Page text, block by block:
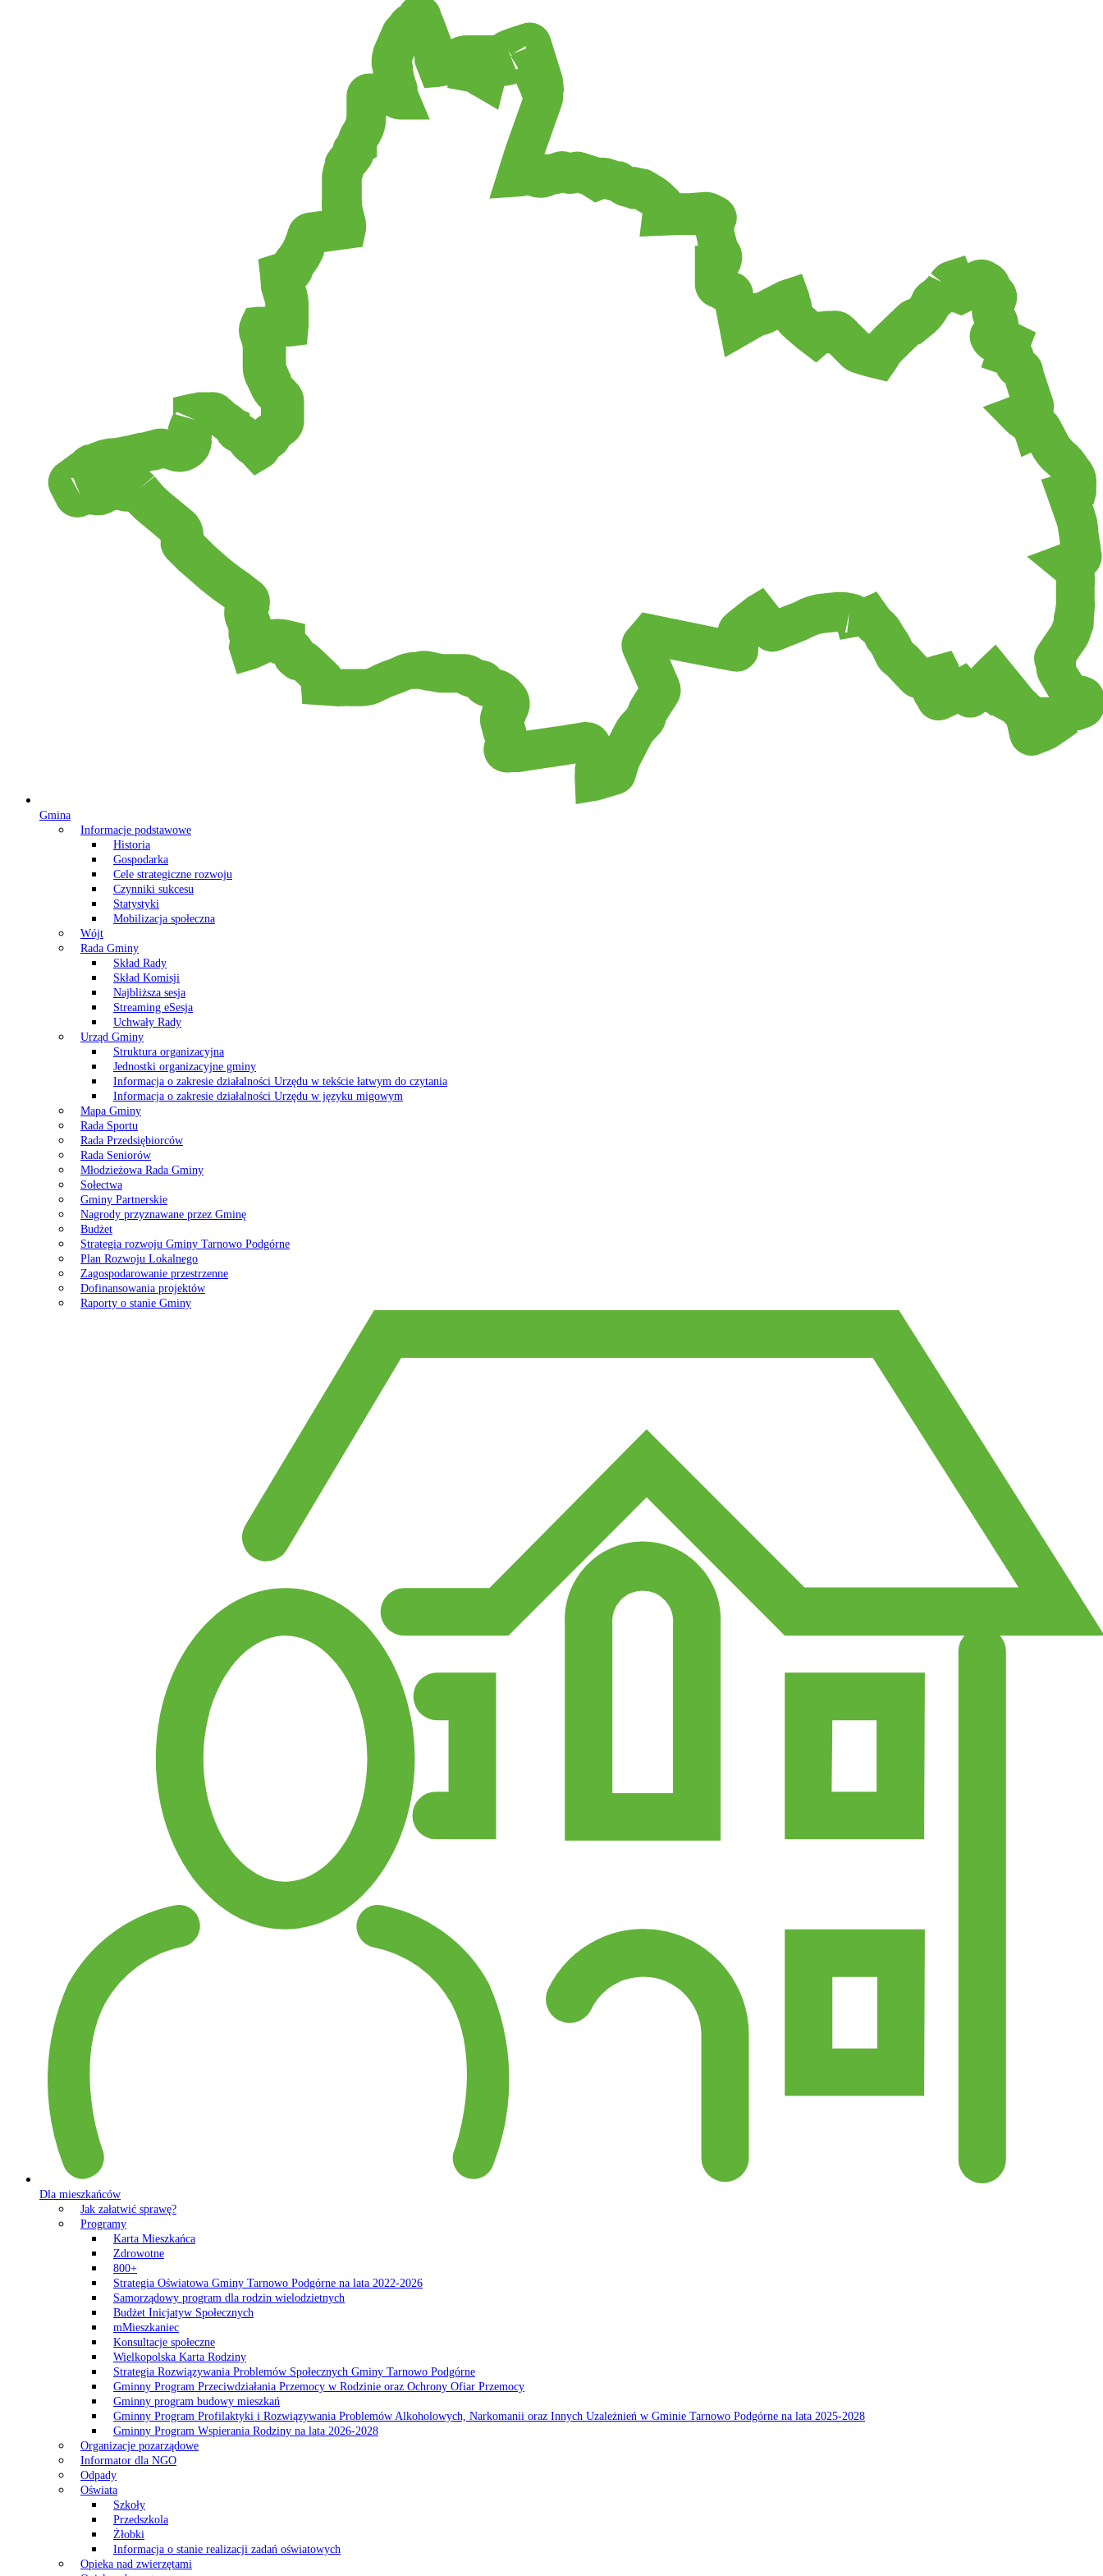
Gmina
Informacje podstawowe
Historia
Gospodarka
Cele strategiczne rozwoju
Czynniki sukcesu
Statystyki
Mobilizacja społeczna
Wójt
Rada Gminy
Skład Rady
Skład Komisji
Najbliższa sesja
Streaming eSesja
Uchwały Rady
Urząd Gminy
Struktura organizacyjna
Jednostki organizacyjne gminy
Informacja o zakresie działalności Urzędu w tekście łatwym do czytania
Informacja o zakresie działalności Urzędu w języku migowym
Mapa Gminy
Rada Sportu
Rada Przedsiębiorców
Rada Seniorów
Młodzieżowa Rada Gminy
Sołectwa
Gminy Partnerskie
Nagrody przyznawane przez Gminę
Budżet
Strategia rozwoju Gminy Tarnowo Podgórne
Plan Rozwoju Lokalnego
Zagospodarowanie przestrzenne
Dofinansowania projektów
Raporty o stanie Gminy
Dla mieszkańców
Jak załatwić sprawę?
Programy
Karta Mieszkańca
Zdrowotne
800+
Strategia Oświatowa Gminy Tarnowo Podgórne na lata 2022-2026
Samorządowy program dla rodzin wielodzietnych
Budżet Inicjatyw Społecznych
mMieszkaniec
Konsultacje społeczne
Wielkopolska Karta Rodziny
Strategia Rozwiązywania Problemów Społecznych Gminy Tarnowo Podgórne
Gminny Program Przeciwdziałania Przemocy w Rodzinie oraz Ochrony Ofiar Przemocy
Gminny program budowy mieszkań
Gminny Program Profilaktyki i Rozwiązywania Problemów Alkoholowych, Narkomanii oraz Innych Uzależnień w Gminie Tarnowo Podgórne na lata 2025-2028
Gminny Program Wspierania Rodziny na lata 2026-2028
Organizacje pozarządowe
Informator dla NGO
Odpady
Oświata
Szkoły
Przedszkola
Żłobki
Informacja o stanie realizacji zadań oświatowych
Opieka nad zwierzętami